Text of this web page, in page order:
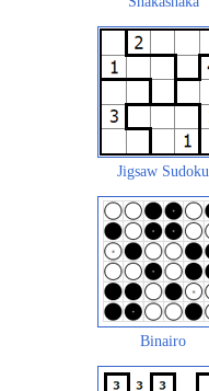
Jigsaw Sudoku
Binairo